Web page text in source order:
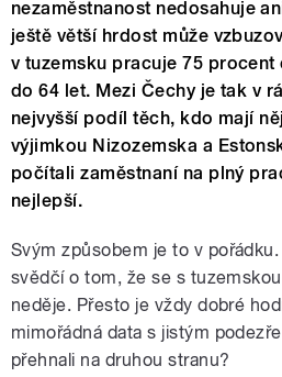
nezaměstnanost nedosahuje
ještě větší hrdost může
v tuzemsku pracuje 75
do 64 let. Mezi Čechy je tak v
nejvyšší podíl těch, kdo mají
výjimkou Nizozemska a
počítali zaměstnaní na plný
nejlepší.
Svým způsobem je to v
svědčí o tom, že se s
neděje. Přesto je vždy dobré
mimořádná data s jistým
přehnali na druhou stranu?